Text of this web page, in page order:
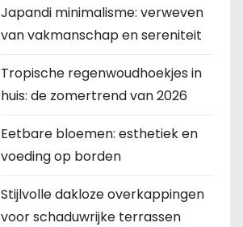
Japandi minimalisme: verweven
van vakmanschap en sereniteit
Tropische regenwoudhoekjes in
huis: de zomertrend van 2026
Eetbare bloemen: esthetiek en
voeding op borden
Stijlvolle dakloze overkappingen
voor schaduwrijke terrassen